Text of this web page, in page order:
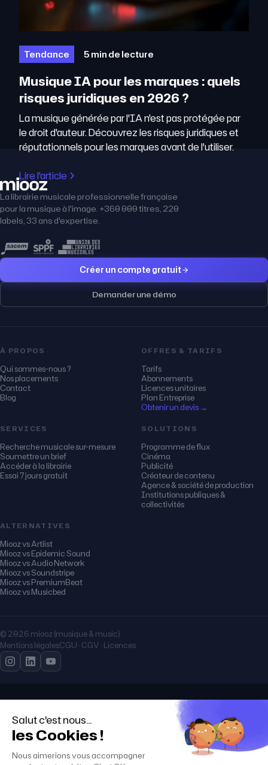
Tendance 5 min de lecture
Musique IA pour les marques : quels
risques juridiques en 2026 ?
La musique générée par l'IA n'est pas protégée par
le droit d'auteur. Découvrez les risques juridiques et
réputationnels pour les marques avant de l'utiliser.
Lire l'article
La librairie musicale professionnelle française
pour la musique à l'image. +360 000 titres, 220
labels, 33 ans d'expertise.
Créer un compte gratuit
Demander une démo
À PROPOS
Qui sommes-nous ?
Nos placements
Contact
Blog
OFFRES & TARIFS
Tarifs
Abonnements
Licences unitaires
Plan Entreprise
Obtenir un devis →
SERVICES
Recherche musicale sur-mesure
Soumettre un brief
Accéder à la librairie
Essai 7 jours gratuit
SOLUTIONS
Programme de flux
Cinéma
Publicité
Créateur de contenu
Agence & société de production
Institutions publiques &
collectivités
ALTERNATIVES
Miooz vs Artlist
Miooz vs Epidemic Sound
Miooz vs Audio Network
Miooz vs Soundstripe
Miooz vs PremiumBeat
Miooz vs Musicbed
© 2026 miooz (musique & music)
Mentions légalesCGU · CGV · Licences